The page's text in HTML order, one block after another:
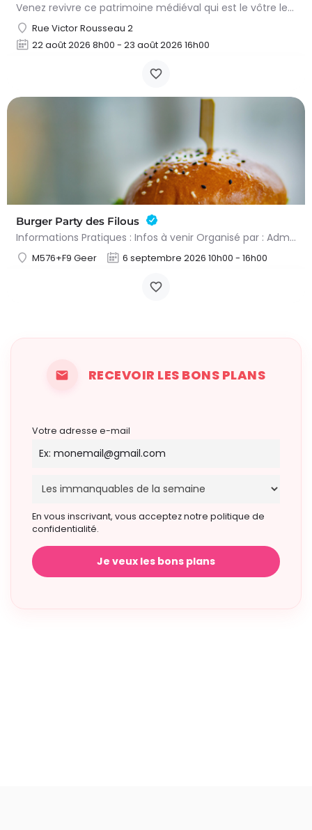
Venez revivre ce patrimoine médiéval qui est le vôtre le samedi 22 août de 11h00 à 21h00 et le dimanche 23…
Rue Victor Rousseau 2
22 août 2026 8h00 - 23 août 2026 16h00
Burger Party des Filous
Informations Pratiques : Infos à venir Organisé par : Administration communale de Geer
M576+F9 Geer 6 septembre 2026 10h00 - 16h00
RECEVOIR LES BONS PLANS
Votre adresse e-mail
En vous inscrivant, vous acceptez notre politique de
confidentialité.